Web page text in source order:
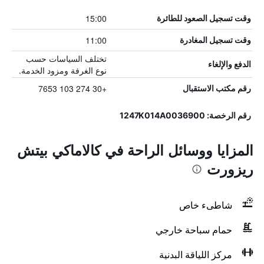
وقت تسجيل الصعود للطائرة 15:00
وقت تسجيل المغادرة 11:00
الدفع والإلغاء
تختلف السياسات حسب
نوع الغرفة ومزود الخدمة.
رقم مكتب الاستقبال +30 274 103 7653
رقم الرخصة: 1247K014A0036900
المزايا ووسائل الراحة في كالاماكي بيتش
ريزورت
شاطىء خاص
حمام سباحة خارجي
مركز اللياقة البدنية